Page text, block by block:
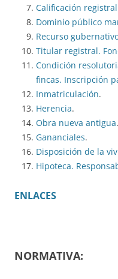
Calificación
Dominio público
Recurso
Titular registral.
Condición
fincas. Inscripción
Inmatriculación.
Herencia.
Obra nueva antigua.
Gananciales.
Disposición de la
Hipoteca.
ENLACES
NORMATIVA: